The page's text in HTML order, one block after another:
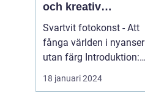
och kreativ
uttrycksform
Svartvit fotokonst - Att
fånga världen i nyanser
utan färg Introduktion:
Svartvit fotokonst har
länge fascinerat
18 januari 2024